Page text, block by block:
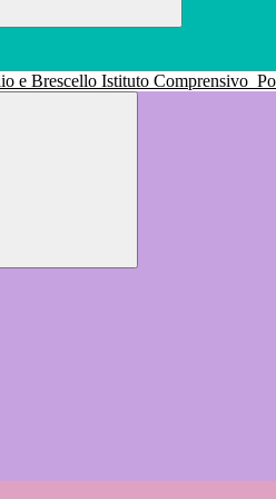
Istituto Comprensivo